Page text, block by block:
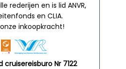
rederijen en is lid ANVR,
en CLIA.
inkoopkracht!
cruisereisburo Nr 7122